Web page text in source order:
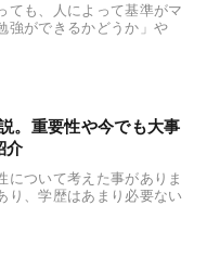
ても、人によって基準がマ
強ができるかどうか」や
。重要性や今でも大事
介
について考えた事がありま
り、学歴はあまり必要ない